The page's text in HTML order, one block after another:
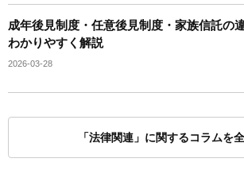
成年後見制度・任意後見制度・家族信託の
わかりやすく解説
2026-03-28
「法律関連」に関するコラムを